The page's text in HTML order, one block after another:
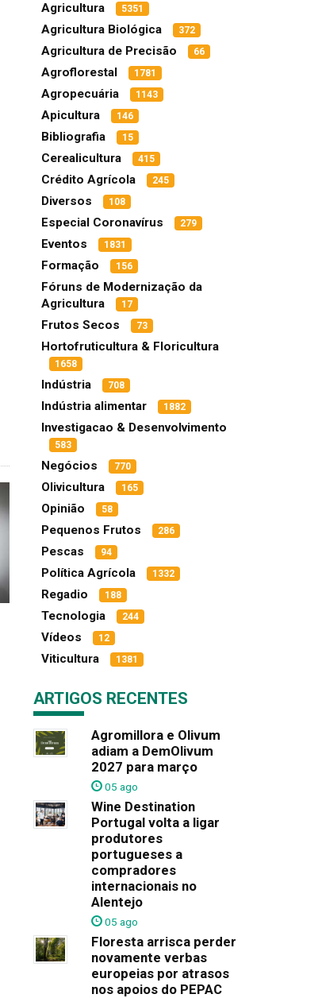
Agricultura 5351
Agricultura Biológica 372
Agricultura de Precisão 66
Agroflorestal 1781
Agropecuária 1143
Apicultura 146
Bibliografia 15
Cerealicultura 415
Crédito Agrícola 245
Diversos 108
Especial Coronavírus 279
Eventos 1831
Formação 156
Fóruns de Modernização da
Agricultura
17
Frutos Secos 73
Hortofruticultura & Floricultura
1658
Indústria 708
Indústria alimentar 1882
Investigacao & Desenvolvimento
583
Negócios 770
Olivicultura 165
Opinião 58
Pequenos Frutos 286
Pescas 94
Política Agrícola 1332
Regadio 188
Tecnologia 244
Vídeos 12
Viticultura 1381
ARTIGOS RECENTES
Agromillora e Olivum
adiam a DemOlivum
2027 para março
05 ago
Wine Destination
Portugal volta a ligar
produtores
portugueses a
compradores
internacionais no
Alentejo
05 ago
Floresta arrisca perder
novamente verbas
europeias por atrasos
nos apoios do PEPAC